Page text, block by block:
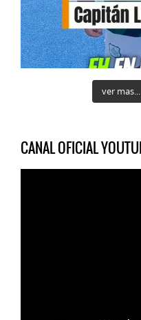
ver mas...
CANAL OFICIAL